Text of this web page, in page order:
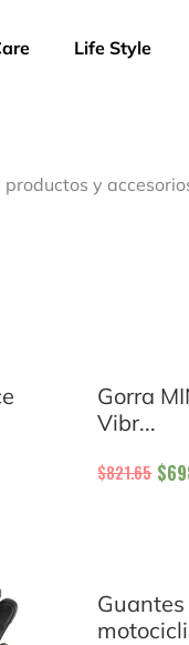
Life Style
y
Gorra
Vibr...
$821.65 $